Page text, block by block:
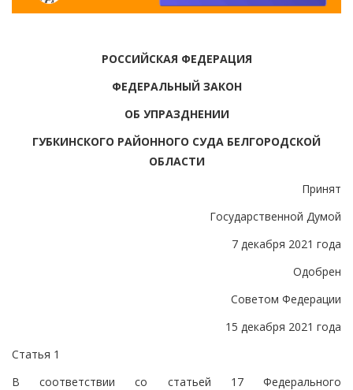
РОССИЙСКАЯ ФЕДЕРАЦИЯ
ФЕДЕРАЛЬНЫЙ ЗАКОН
ОБ УПРАЗДНЕНИИ
ГУБКИНСКОГО РАЙОННОГО СУДА БЕЛГОРОДСКОЙ
ОБЛАСТИ
Принят
Государственной Думой
7 декабря 2021 года
Одобрен
Советом Федерации
15 декабря 2021 года
Статья 1
В соответствии со статьей 17 Федерального